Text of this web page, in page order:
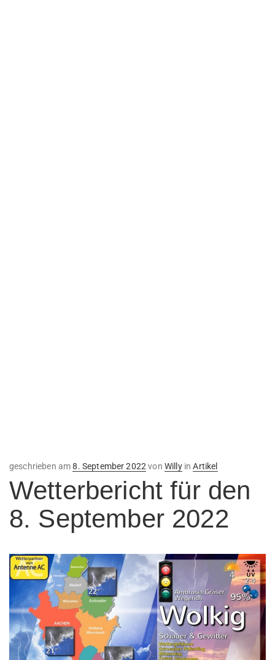
geschrieben amVeröffentlicht
8. September 2022 von WillyinArtikel
Wetterbericht für den
8. September 2022